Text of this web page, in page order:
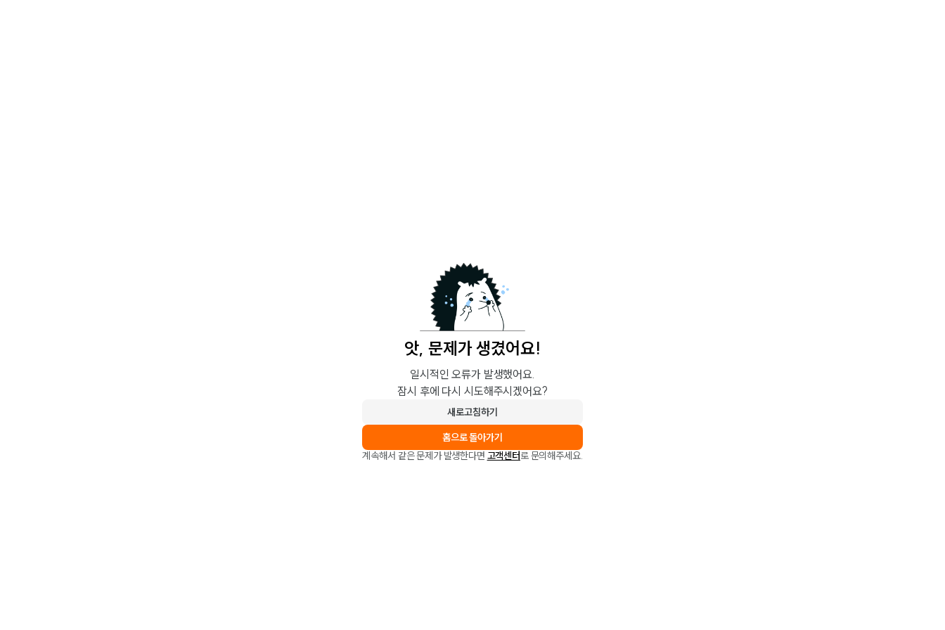
앗, 문제가 생겼어요!
일시적인 오류가 발생했어요.
잠시 후에 다시 시도해주시겠어요?
새로고침하기
홈으로 돌아가기
계속해서 같은 문제가 발생한다면 고객센터로 문의해주세요.